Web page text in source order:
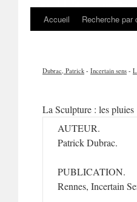
Accueil Recherche par
Dubrac, Patrick - Incertain sens -
La Sculpture : les pluies
AUTEUR.
Patrick Dubrac.
PUBLICATION.
Rennes, Incertain